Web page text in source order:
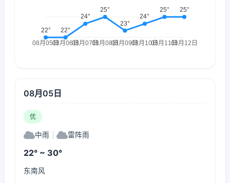
08月05日
优
中雨 雷阵雨
22° ~ 30°
东南风